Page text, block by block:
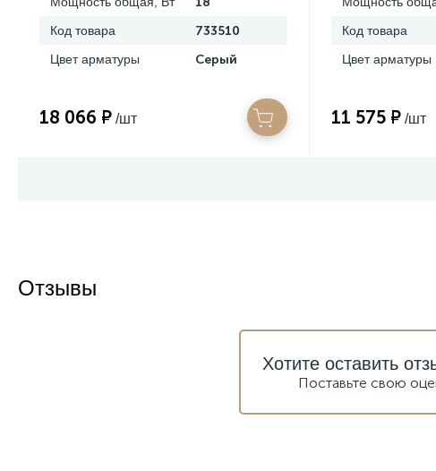
Код товара 733510
Цвет арматуры Серый
18 066 ₽ /шт
Код товара
Цвет арматуры
11 575 ₽ /шт
Отзывы
Хотите оставить
Поставьте свою